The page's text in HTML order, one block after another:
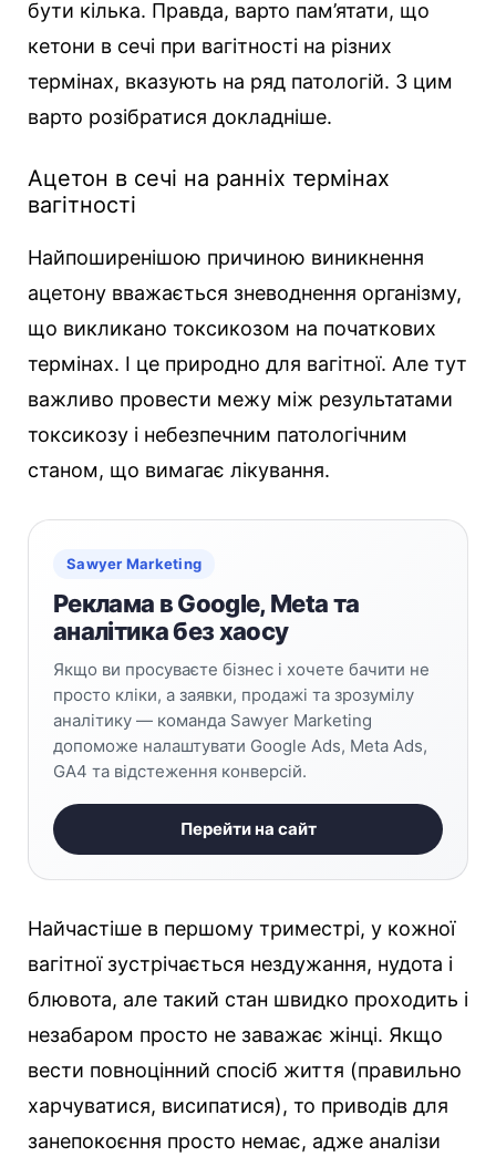
бути кілька. Правда, варто пам’ятати, що
кетони в сечі при вагітності на різних
термінах, вказують на ряд патологій. З цим
варто розібратися докладніше.
Ацетон в сечі на ранніх термінах
вагітності
Найпоширенішою причиною виникнення
ацетону вважається зневоднення організму,
що викликано токсикозом на початкових
термінах. І це природно для вагітної. Але тут
важливо провести межу між результатами
токсикозу і небезпечним патологічним
станом, що вимагає лікування.
Sawyer Marketing
Реклама в Google, Meta та
аналітика без хаосу
Якщо ви просуваєте бізнес і хочете бачити не
просто кліки, а заявки, продажі та зрозумілу
аналітику — команда Sawyer Marketing
допоможе налаштувати Google Ads, Meta Ads,
GA4 та відстеження конверсій.
Перейти на сайт
Найчастіше в першому триместрі, у кожної
вагітної зустрічається нездужання, нудота і
блювота, але такий стан швидко проходить і
незабаром просто не заважає жінці. Якщо
вести повноцінний спосіб життя (правильно
харчуватися, висипатися), то приводів для
занепокоєння просто немає, адже аналізи